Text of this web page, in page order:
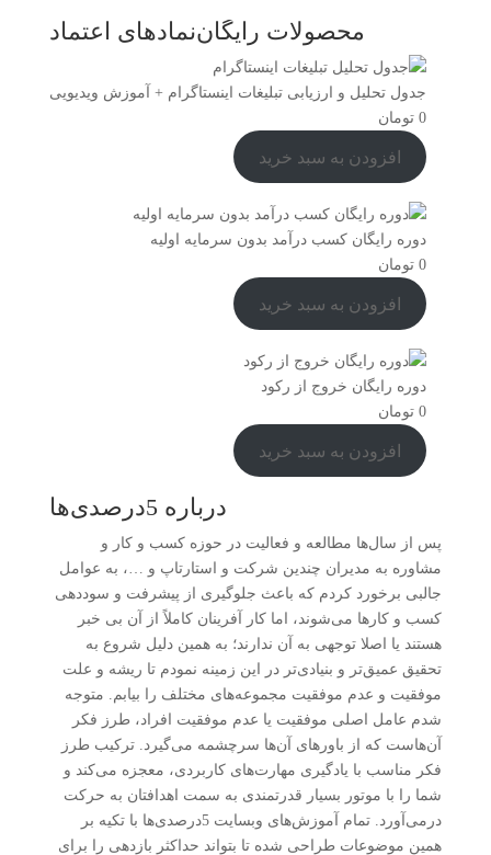
نمادهای اعتمادمحصولات رایگان
جدول تحلیل و ارزیابی تبلیغات اینستاگرام + آموزش ویدیویی
0 تومان
افزودن به سبد خرید
دوره رایگان کسب درآمد بدون سرمایه اولیه
0 تومان
افزودن به سبد خرید
دوره رایگان خروج از رکود
0 تومان
افزودن به سبد خرید
درباره 5درصدی‌ها
پس از سال‌ها مطالعه و فعالیت در حوزه کسب و کار و
مشاوره به مدیران چندین شرکت و استارتاپ و …، به عوامل
جالبی برخورد کردم که باعث جلوگیری از پیشرفت و سوددهی
کسب و کارها می‌شوند، اما کار آفرینان کاملاً از آن بی خبر
هستند یا اصلا توجهی به آن ندارند؛ به همین دلیل شروع به
تحقیق عمیق‌تر و بنیادی‌تر در این زمینه نمودم تا ریشه و علت
موفقیت و عدم موفقیت مجموعه‌های مختلف را بیابم. متوجه
شدم عامل اصلی موفقیت یا عدم موفقیت افراد، طرز فکر
آن‌هاست که از باورهای آن‌ها سرچشمه می‌گیرد. ترکیب طرز
فکر مناسب با یادگیری مهارت‌های کاربردی، معجزه می‌کند و
شما را با موتور بسیار قدرتمندی به سمت اهدافتان به حرکت
درمی‌آورد. تمام آموزش‌های وبسایت 5درصدی‌ها با تکیه بر
همین موضوعات طراحی شده تا بتواند حداکثر بازدهی را برای